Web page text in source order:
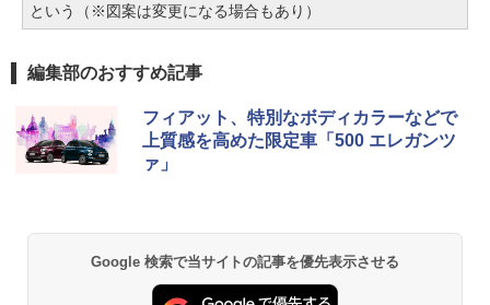
という（※図案は変更になる場合もあり）
編集部のおすすめ記事
フィアット、特別なボディカラーなどで
上質感を高めた限定車「500 エレガンツ
ァ」
Google 検索で当サイトの記事を優先表示させる